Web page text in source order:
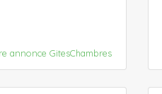
annonce GitesChambres